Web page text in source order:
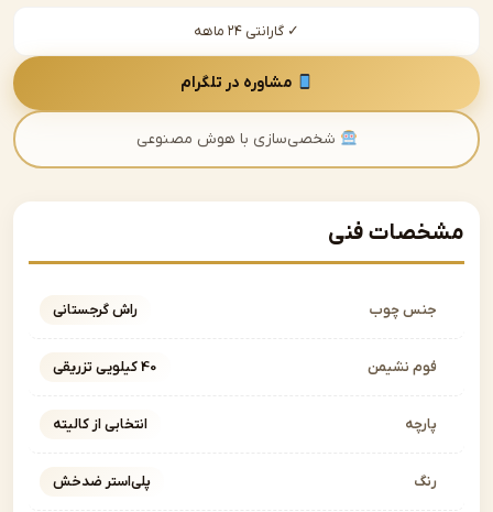
مشاوره در تلگرام
شخصی‌سازی با هوش مصنوعی
فنی
جنس چوب راش گرجستانی
فوم نشیمن
انتخابی از کالیته
پلی‌استر ضدخش